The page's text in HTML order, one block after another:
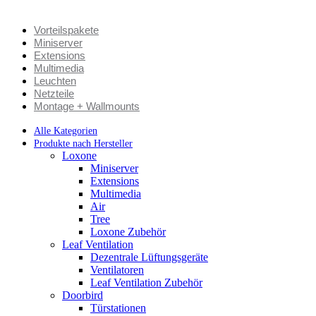
Vorteilspakete
Miniserver
Extensions
Multimedia
Leuchten
Netzteile
Montage + Wallmounts
Alle Kategorien
Produkte nach Hersteller
Loxone
Miniserver
Extensions
Multimedia
Air
Tree
Loxone Zubehör
Leaf Ventilation
Dezentrale Lüftungsgeräte
Ventilatoren
Leaf Ventilation Zubehör
Doorbird
Türstationen